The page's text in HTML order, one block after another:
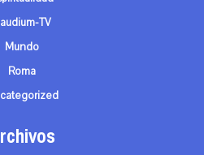
TV
Mundo
Roma